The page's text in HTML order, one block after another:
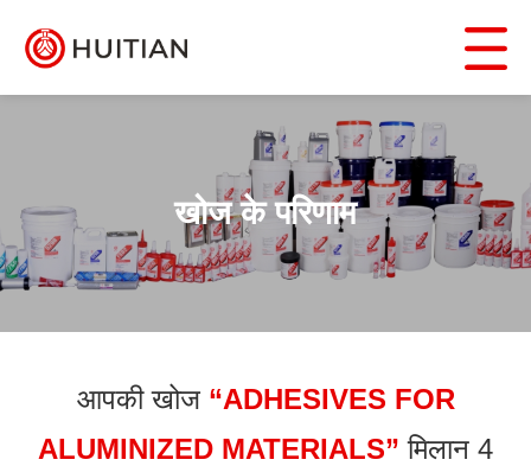
खोज के परिणाम
आपकी खोज “ADHESIVES FOR
ALUMINIZED MATERIALS” मिलान 4